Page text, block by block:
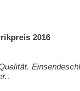
2016